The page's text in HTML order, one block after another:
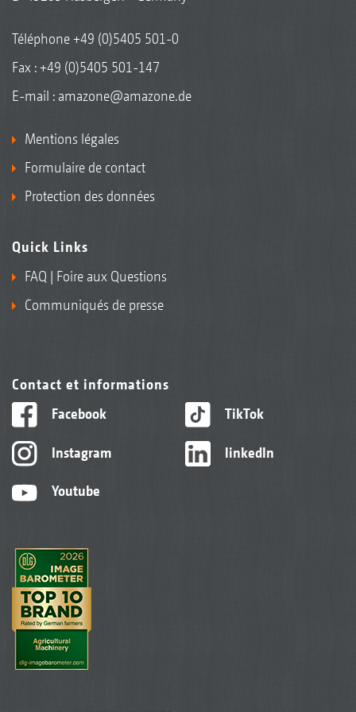
les nouveaux concepts de culture, en
remplacement ou en extension à la protection
phytopharmaceutique.
Téléphone+49 (0)5405 501-0
Fax : +49 (0)5405 501-147
E-mail : amazone@amazone.de
Mentions légales
Formulaire de contact
Protection des données
Quick Links
FAQ | Foire aux Questions
Communiqués de presse
Contact et informations
Facebook
Instagram
Youtube
TikTok
linkedIn